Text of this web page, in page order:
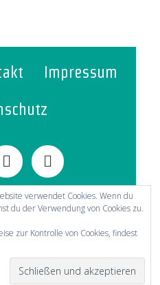
Impressum
Gemeinschaft
verwendet Cookies. Wenn du
du der Verwendung von Cookies zu.
zur Kontrolle von Cookies, findest